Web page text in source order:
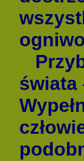
świata